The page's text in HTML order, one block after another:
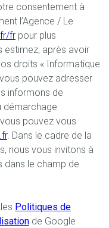
consentement à
l’Agence / Le
fr pour plus
estimez, après avoir
droits « Informatique
pouvez adresser
informons de
démarchage
pouvez vous
. Dans le cadre de la
nous vous invitons à
dans le champ de
Politiques de
de Google